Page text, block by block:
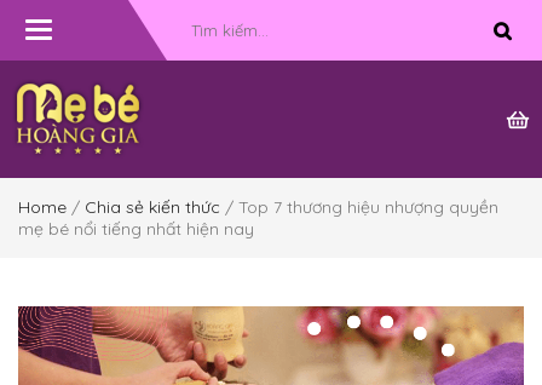
Toggle
Home / Chia sẻ kiến thức / Top 7 thương hiệu nhượng quyền
mẹ bé nổi tiếng nhất hiện nay